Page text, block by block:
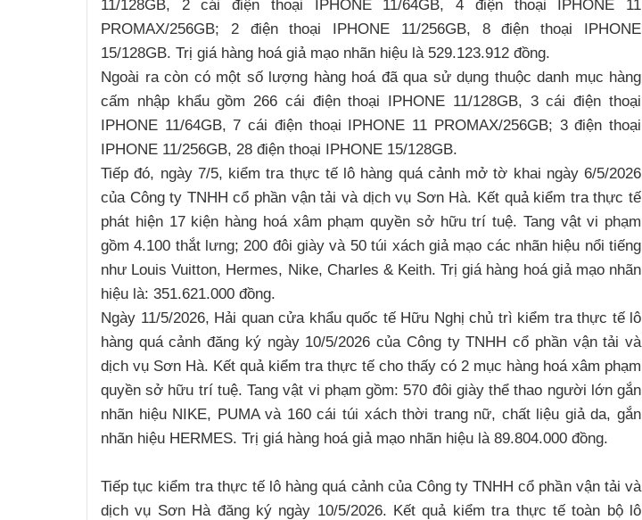
11/128GB, 2 cái điện thoại IPHONE 11/64GB, 4 điện thoại IPHONE 11
PROMAX/256GB; 2 điện thoại IPHONE 11/256GB, 8 điện thoại IPHONE
15/128GB. Trị giá hàng hoá giả mạo nhãn hiệu là 529.123.912 đồng.
Ngoài ra còn có một số lượng hàng hoá đã qua sử dụng thuộc danh mục hàng
cấm nhập khẩu gồm 266 cái điện thoại IPHONE 11/128GB, 3 cái điện thoại
IPHONE 11/64GB, 7 cái điện thoại IPHONE 11 PROMAX/256GB; 3 điện thoại
IPHONE 11/256GB, 28 điện thoại IPHONE 15/128GB.
Tiếp đó, ngày 7/5, kiểm tra thực tế lô hàng quá cảnh mở tờ khai ngày 6/5/2026
của Công ty TNHH cổ phần vận tải và dịch vụ Sơn Hà. Kết quả kiểm tra thực tế
phát hiện 17 kiện hàng hoá xâm phạm quyền sở hữu trí tuệ. Tang vật vi phạm
gồm 4.100 thắt lưng; 200 đôi giày và 50 túi xách giả mạo các nhãn hiệu nổi tiếng
như Louis Vuitton, Hermes, Nike, Charles & Keith. Trị giá hàng hoá giả mạo nhãn
hiệu là: 351.621.000 đồng.
Ngày 11/5/2026, Hải quan cửa khẩu quốc tế Hữu Nghị chủ trì kiểm tra thực tế lô
hàng quá cảnh đăng ký ngày 10/5/2026 của Công ty TNHH cổ phần vận tải và
dịch vụ Sơn Hà. Kết quả kiểm tra thực tế cho thấy có 2 mục hàng hoá xâm phạm
quyền sở hữu trí tuệ. Tang vật vi phạm gồm: 570 đôi giày thể thao người lớn gắn
nhãn hiệu NIKE, PUMA và 160 cái túi xách thời trang nữ, chất liệu giả da, gắn
nhãn hiệu HERMES. Trị giá hàng hoá giả mạo nhãn hiệu là 89.804.000 đồng.
Tiếp tục kiểm tra thực tế lô hàng quá cảnh của Công ty TNHH cổ phần vận tải và
dịch vụ Sơn Hà đăng ký ngày 10/5/2026. Kết quả kiểm tra thực tế toàn bộ lô
Trương Minh Tuấn